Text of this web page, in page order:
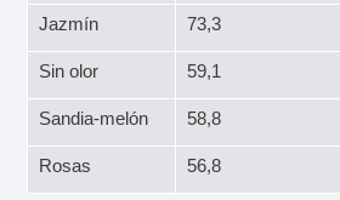
Jazmín 73,3
Sin olor 59,1
Sandia-melón 58,8
Rosas 56,8